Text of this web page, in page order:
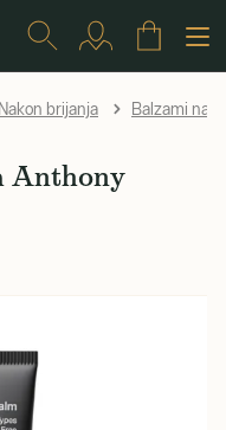
Nakon brijanja Balzami
Anthony